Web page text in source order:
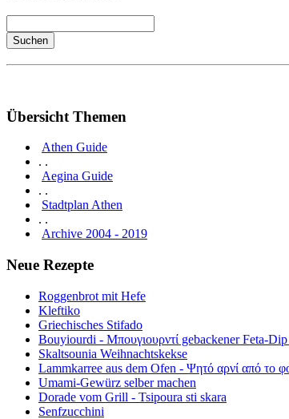
Übersicht Themen
Athen Guide
. .
Aegina Guide
. .
Stadtplan Athen
. .
Archive 2004 - 2019
Neue Rezepte
Roggenbrot mit Hefe
Kleftiko
Griechisches Stifado
Bouyiourdi - Μπουγιουρντί gebackener Feta-
Skaltsounia Weihnachtskekse
Lammkarree aus dem Ofen - Ψητό αρνί από το
Umami-Gewürz selber machen
Dorade vom Grill - Tsipoura sti skara
Senfzucchini